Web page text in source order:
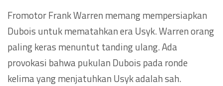
Fromotor Frank Warren memang mempersiapkan
Dubois untuk mematahkan era Usyk. Warren orang
paling keras menuntut tanding ulang. Ada
provokasi bahwa pukulan Dubois pada ronde
kelima yang menjatuhkan Usyk adalah sah.